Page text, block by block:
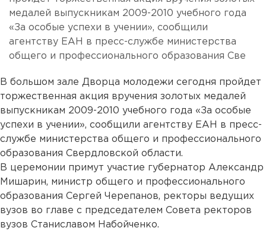
медалей выпускникам 2009-2010 учебного года
«За особые успехи в учении», сообщили
агентству ЕАН в пресс-службе министерства
общего и профессионального образования Све
В большом зале Дворца молодежи сегодня пройдет
торжественная акция вручения золотых медалей
выпускникам 2009-2010 учебного года «За особые
успехи в учении», сообщили агентству ЕАН в пресс-
службе министерства общего и профессионального
образования Свердловской области.
В церемонии примут участие губернатор Александр
Мишарин, министр общего и профессионального
образования Сергей Черепанов, ректоры ведущих
вузов во главе с председателем Совета ректоров
вузов Станиславом Набойченко.